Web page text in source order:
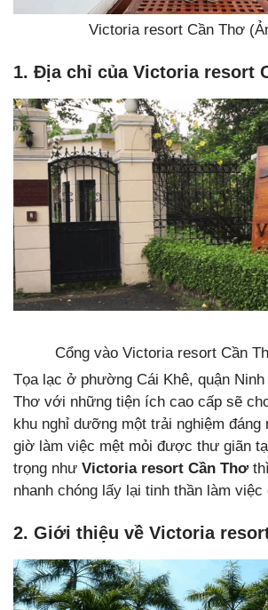
Victoria resort Cần Thơ
1. Địa chỉ của Victoria resort
Cổng vào Victoria resort Cần
Tọa lạc ở phường Cái Khê, quận Ninh
Thơ với những tiện ích cao cấp sẽ
khu nghỉ dưỡng một trải nghiệm đáng
giờ làm việc mệt mỏi được thư giãn
trọng như Victoria resort Cần Thơ
nhanh chóng lấy lại tinh thần làm việc
2. Giới thiệu về Victoria